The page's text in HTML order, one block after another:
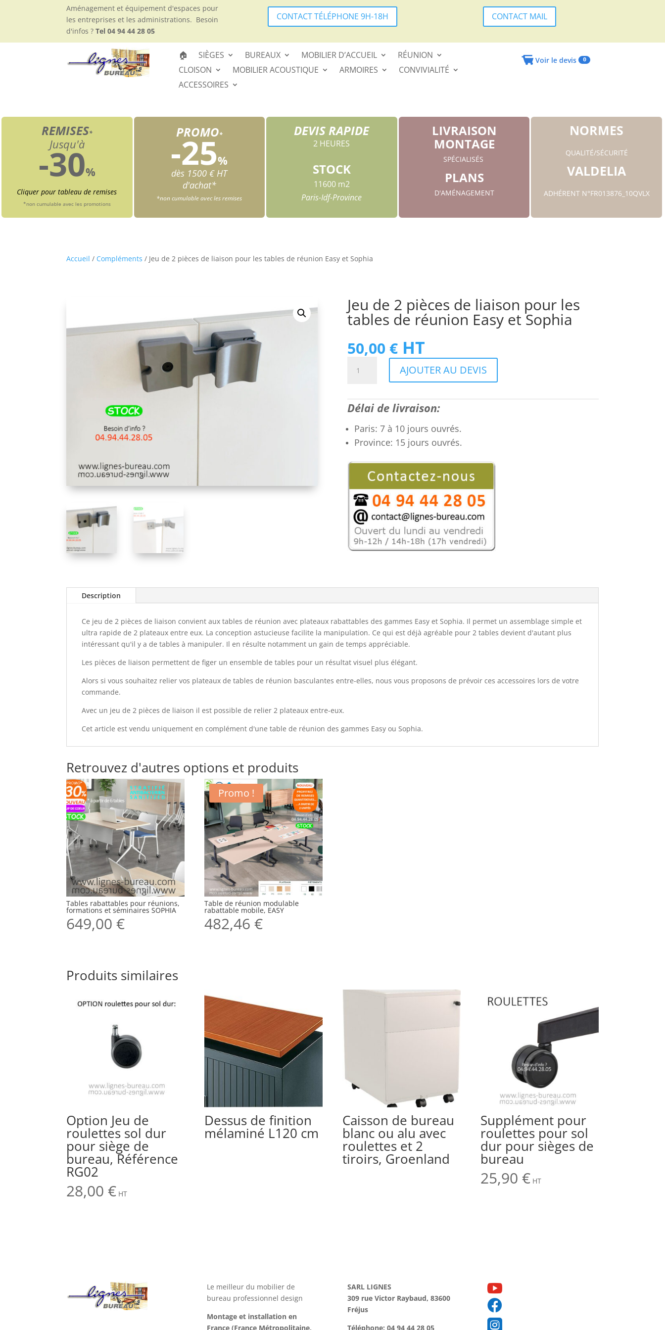
Aménagement et équipement d'espaces pour
les entreprises et les administrations. Besoin
d'infos ?Tel 04 94 44 28 05
CONTACT TÉLÉPHONE 9H-18H CONTACT MAIL
🏠 SIÈGES BUREAUX MOBILIER D’ACCUEIL
RÉUNION
CLOISON
MOBILIER ACOUSTIQUE ARMOIRES
CONVIVIALITÉ
ACCESSOIRES
Voir le devis 0
REMISES*
Jusqu'à
-30%
Cliquer pour tableau de remises
*non cumulable avec les promotions
PROMO*
-25%
dès 1500 € HT
d'achat*
*non cumulable avec les remises
DEVIS RAPIDE
2 HEURES
STOCK
11600 m2
Paris-Idf-Province
LIVRAISON
MONTAGE
SPÉCIALISÉS
PLANS
D'AMÉNAGEMENT
NORMES
QUALITÉ/SÉCURITÉ
VALDELIA
ADHÉRENT N°FR013876_10QVLX
Accueil / Compléments / Jeu de 2 pièces de liaison pour les tables de réunion Easy et Sophia
Jeu de 2 pièces de liaison pour les
tables de réunion Easy et Sophia
50,00 € HT
2
de
liaison
les
de
réunion
Easy
Sophia
AJOUTER AU DEVIS
Délai de livraison:
Paris: 7 à 10 jours ouvrés.
Province: 15 jours ouvrés.
Description
Ce jeu de 2 pièces de liaison convient aux tables de réunion avec plateaux rabattables des gammes Easy et Sophia. Il permet un assemblage simple et
ultra rapide de 2 plateaux entre eux. La conception astucieuse facilite la manipulation. Ce qui est déjà agréable pour 2 tables devient d'autant plus
intéressant qu'il y a de tables à manipuler. Il en résulte notamment un gain de temps appréciable.
Les pièces de liaison permettent de figer un ensemble de tables pour un résultat visuel plus élégant.
Alors si vous souhaitez relier vos plateaux de tables de réunion basculantes entre-elles, nous vous proposons de prévoir ces accessoires lors de votre
commande.
Avec un jeu de 2 pièces de liaison il est possible de relier 2 plateaux entre-eux.
Cet article est vendu uniquement en complément d'une table de réunion des gammes Easy ou Sophia.
Retrouvez d'autres options et produits
Tables rabattables pour réunions,
formations et séminaires SOPHIA
649,00€
Promo !
Table de réunion modulable
rabattable mobile, EASY
482,46€
Produits similaires
Option Jeu de
roulettes sol dur
pour siège de
bureau, Référence
RG02
28,00€ HT
Dessus de finition
mélaminé L120 cm
Caisson de bureau
blanc ou alu avec
roulettes et 2
tiroirs, Groenland
Supplément pour
roulettes pour sol
dur pour sièges de
bureau
25,90€ HT
Le meilleur du mobilier de
bureau professionnel design
Montage et installation en
France (France Métropolitaine,
SARL LIGNES
309 rue Victor Raybaud, 83600
Fréjus
Téléphone: 04 94 44 28 05


